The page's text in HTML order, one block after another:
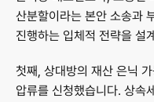
산분할이라는 본안 소송과
진행하는 입체적 전략을 설
첫째, 상대방의 재산 은닉
압류를 신청했습니다. 상속